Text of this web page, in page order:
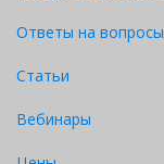
Ответы на вопросы
Статьи
Вебинары